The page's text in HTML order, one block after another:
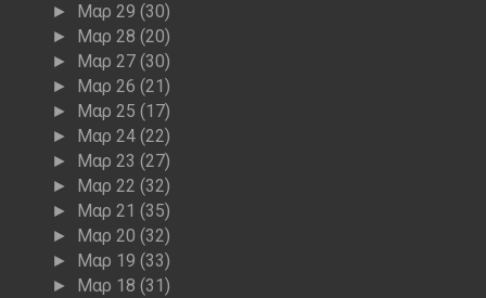
► Μαρ 29(30)
► Μαρ 28(20)
► Μαρ 27(30)
► Μαρ 26(21)
► Μαρ 25(17)
► Μαρ 24(22)
► Μαρ 23(27)
► Μαρ 22(32)
► Μαρ 21(35)
► Μαρ 20(32)
► Μαρ 19(33)
► Μαρ 18(31)